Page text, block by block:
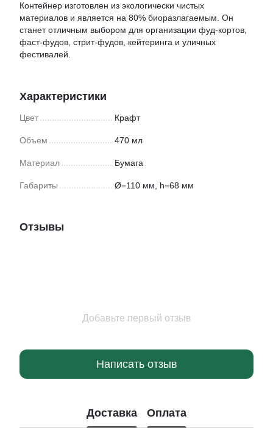
Контейнер изготовлен из экологически чистых
материалов и является на 80% биоразлагаемым. Он
станет отличным выбором для организации фуд-кортов,
фаст-фудов, стрит-фудов, кейтеринга и уличных
фестивалей.
Характеристики
Цвет Крафт
Объем 470 мл
Материал Бумага
Габариты Ø=110 мм, h=68 мм
Отзывы
Добавьте первый отзыв
Написать отзыв
Доставка Оплата